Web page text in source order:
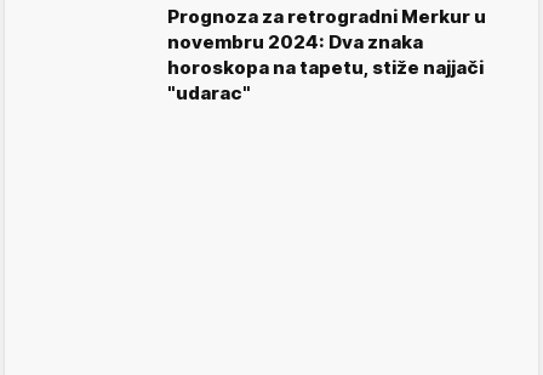
Prognoza za retrogradni Merkur u
novembru 2024: Dva znaka
horoskopa na tapetu, stiže najjači
"udarac"